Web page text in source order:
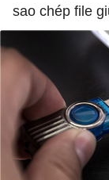
sao chép file